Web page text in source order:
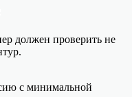
должен проверить не
с минимальной